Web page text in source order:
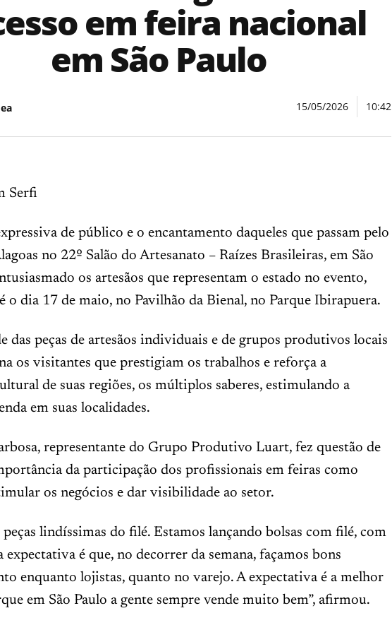
em feira nacional
em São Paulo
15/05/2026 10:42
Serfi
de público e o encantamento daqueles que passam pelo
no 22º Salão do Artesanato – Raízes Brasileiras, em São
os artesãos que representam o estado no evento,
o dia 17 de maio, no Pavilhão da Bienal, no Parque Ibirapuera.
das peças de artesãos individuais e de grupos produtivos locais
os visitantes que prestigiam os trabalhos e reforça a
de suas regiões, os múltiplos saberes, estimulando a
em suas localidades.
representante do Grupo Produtivo Luart, fez questão de
da participação dos profissionais em feiras como
os negócios e dar visibilidade ao setor.
lindíssimas do filé. Estamos lançando bolsas com filé, com
expectativa é que, no decorrer da semana, façamos bons
enquanto lojistas, quanto no varejo. A expectativa é a melhor
em São Paulo a gente sempre vende muito bem”, afirmou.